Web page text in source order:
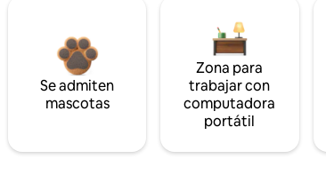
Se admiten
mascotas
Zona para
trabajar con
computadora
portátil